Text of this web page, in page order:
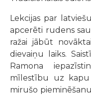
Lekcijas par
apcerēti rudens
ražai jābūt
dievaiņu laiks.
Ramona
mīlestību uz
mirušo